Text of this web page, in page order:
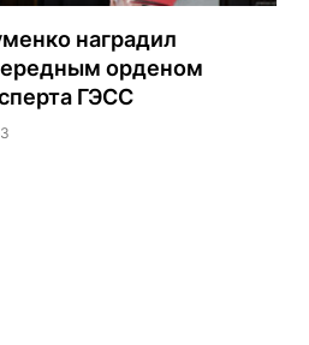
наградил
орденом
ГЭСС